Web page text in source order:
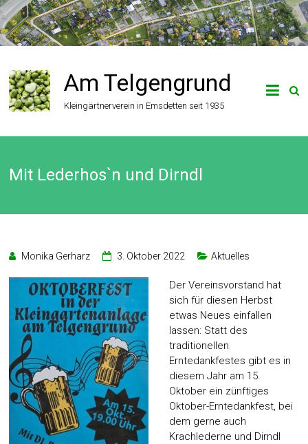
Zum
Inhalt
springen
Am Telgengrund
Kleingärtnerverein in Emsdetten seit 1935
Mit Lederhos`n und Dirndl
Monika Gerharz 3. Oktober 2022 Aktuelles
Der Vereinsvorstand hat
sich für diesen Herbst
etwas Neues einfallen
lassen: Statt des
traditionellen
Erntedankfestes gibt es in
diesem Jahr am 15.
Oktober ein zünftiges
Oktober-Erntedankfest, bei
dem gerne auch
Krachlederne und Dirndl